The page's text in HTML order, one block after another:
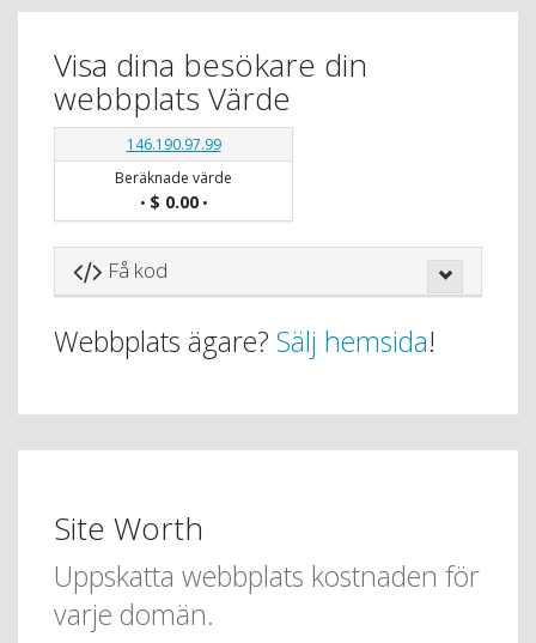
Visa dina besökare din
webbplats Värde
146.190.97.99
Beräknade värde
• $ 0.00•
Få kod
Webbplats ägare? Sälj hemsida!
Site Worth
Uppskatta webbplats kostnaden för
varje domän.